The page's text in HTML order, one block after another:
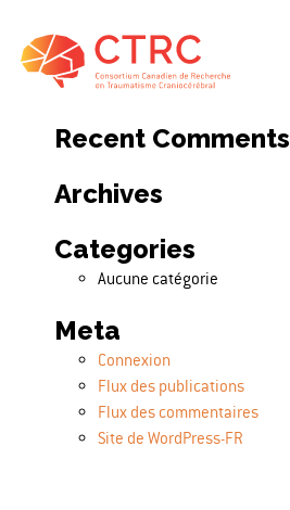
Search
Rechercher :
Recent Comments
Archives
Categories
Aucune catégorie
Meta
Connexion
Flux des publications
Flux des commentaires
Site de WordPress-FR